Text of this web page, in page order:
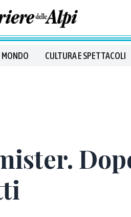
MONDO CULTURA E SPETTACOLI